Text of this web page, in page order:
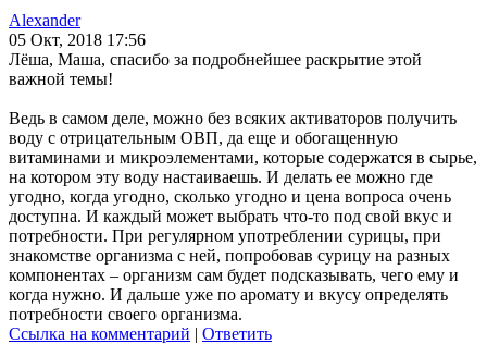
Alexander
05 Окт, 2018 17:56
Лёша, Маша, спасибо за подробнейшее раскрытие этой
важной темы!
Ведь в самом деле, можно без всяких активаторов получить
воду с отрицательным ОВП, да еще и обогащенную
витаминами и микроэлементами, которые содержатся в сырье,
на котором эту воду настаиваешь. И делать ее можно где
угодно, когда угодно, сколько угодно и цена вопроса очень
доступна. И каждый может выбрать что-то под свой вкус и
потребности. При регулярном употреблении сурицы, при
знакомстве организма с ней, попробовав сурицу на разных
компонентах – организм сам будет подсказывать, чего ему и
когда нужно. И дальше уже по аромату и вкусу определять
потребности своего организма.
Ссылка на комментарий | Ответить